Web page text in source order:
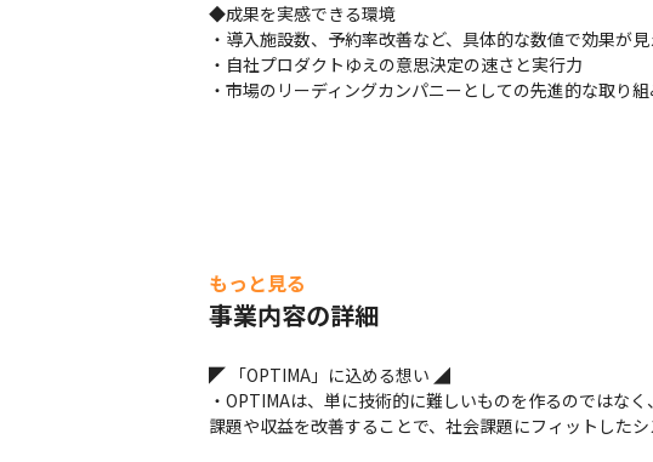
◆成果を実感できる環境
・導入施設数、予約率改善など、具体的な数値で効果が見
・自社プロダクトゆえの意思決定の速さと実行力
・市場のリーディングカンパニーとしての先進的な取り
もっと見る
事業内容の詳細
◤ 「OPTIMA」に込める想い ◢
・OPTIMAは、単に技術的に難しいものを作るのではな
課題や収益を改善することで、社会課題にフィットした